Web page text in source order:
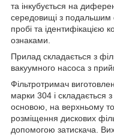
та інкубується на
середовищі з подальшим
пробі та ідентифікацією
ознаками.
Прилад складається з
вакуумного насоса з
Фільтротримач
марки 304 і складається
основою, на верхньому
розміщення дискових
допомогою затискача.